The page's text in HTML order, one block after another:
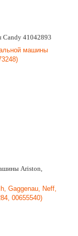
Candy 41042893
Ariston,